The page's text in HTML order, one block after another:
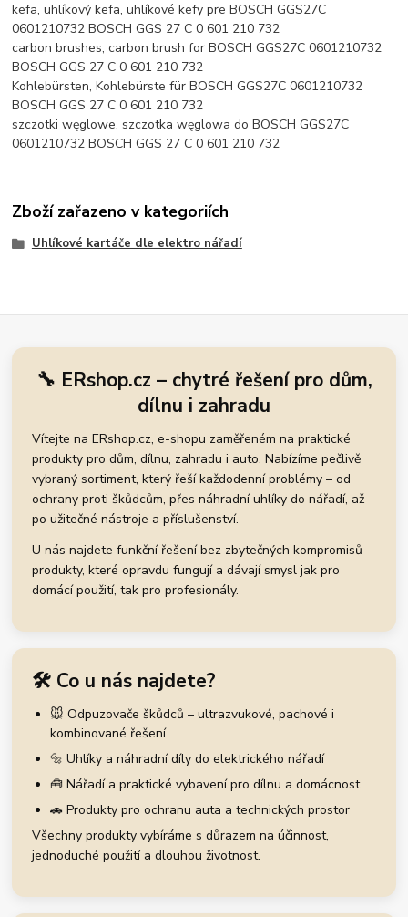
kefa, uhlíkový kefa, uhlíkové kefy pre BOSCH GGS27C
0601210732 BOSCH GGS 27 C 0 601 210 732
carbon brushes, carbon brush for BOSCH GGS27C 0601210732
BOSCH GGS 27 C 0 601 210 732
Kohlebürsten, Kohlebürste für BOSCH GGS27C 0601210732
BOSCH GGS 27 C 0 601 210 732
szczotki węglowe, szczotka węglowa do BOSCH GGS27C
0601210732 BOSCH GGS 27 C 0 601 210 732
Zboží zařazeno v kategoriích
Uhlíkové kartáče dle elektro nářadí
🔧 ERshop.cz – chytré řešení pro dům,
dílnu i zahradu
Vítejte na ERshop.cz, e-shopu zaměřeném na praktické
produkty pro dům, dílnu, zahradu i auto. Nabízíme pečlivě
vybraný sortiment, který řeší každodenní problémy – od
ochrany proti škůdcům, přes náhradní uhlíky do nářadí, až
po užitečné nástroje a příslušenství.
U nás najdete funkční řešení bez zbytečných kompromisů –
produkty, které opravdu fungují a dávají smysl jak pro
domácí použití, tak pro profesionály.
🛠️ Co u nás najdete?
🐭 Odpuzovače škůdců – ultrazvukové, pachové i
kombinované řešení
🔩 Uhlíky a náhradní díly do elektrického nářadí
🧰 Nářadí a praktické vybavení pro dílnu a domácnost
🚗 Produkty pro ochranu auta a technických prostor
Všechny produkty vybíráme s důrazem na účinnost,
jednoduché použití a dlouhou životnost.